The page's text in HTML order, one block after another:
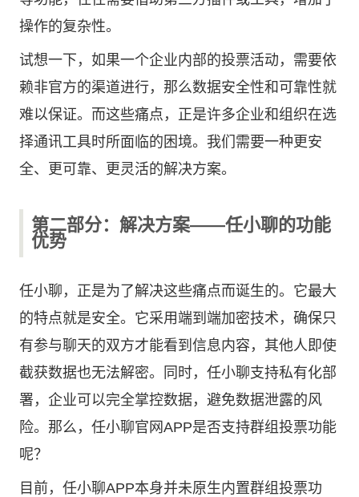
操作的复杂性。
试想一下，如果一个企业内部的投票活动，需要依
赖非官方的渠道进行，那么数据安全性和可靠性就
难以保证。而这些痛点，正是许多企业和组织在选
择通讯工具时所面临的困境。我们需要一种更安
全、更可靠、更灵活的解决方案。
第二部分：解决方案——任小聊的功能
优势
任小聊，正是为了解决这些痛点而诞生的。它最大
的特点就是安全。它采用端到端加密技术，确保只
有参与聊天的双方才能看到信息内容，其他人即使
截获数据也无法解密。同时，任小聊支持私有化部
署，企业可以完全掌控数据，避免数据泄露的风
险。那么， 任小聊官网APP是否支持群组投票功能
呢？
目前，任小聊APP本身并未原生内置群组投票功